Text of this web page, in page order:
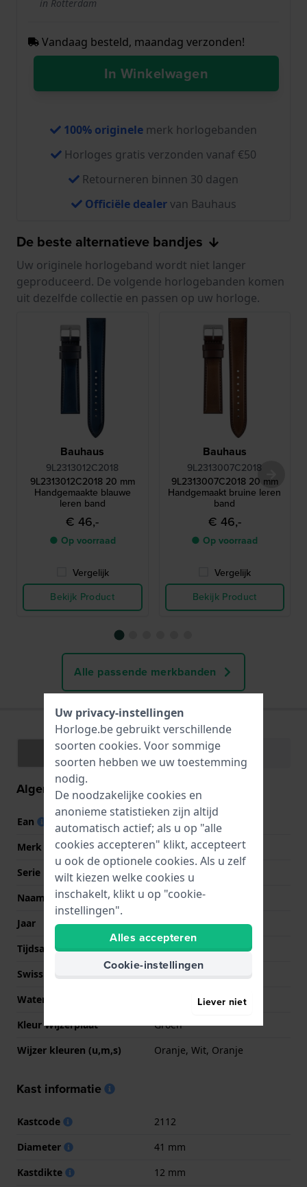
in Rotterdam
Vandaag besteld, maandag verzonden!
In Winkelwagen
100% originele merk horlogebanden
Horloges gratis verzonden vanaf €50
Retourneren binnen 30 dagen
Officiële dealervan Bauhaus
De beste alternatieve bandjes
Uw originele horlogeband wordt niet langer
geproduceerd. De volgende horlogebanden komen
uit dezelfde collectie en passen op uw horloge.
Bauhaus
9L2313012C2018
9L2313012C2018 20 mm
Handgemaakte blauwe
leren band
€ 46,-
● Op voorraad
Vergelijk
Bekijk Product
Bauhaus
9L2313007C2018
9L2313007C2018 20 mm
Handgemaakt bruine leren
band
€ 46,-
● Op voorraad
Vergelijk
Bekijk Product
Alle passende merkbanden
Specificaties Functies
Algemene informatie
Ean
4041338211245
Merk
Bauhaus
Serie
Classic
Naam
Classic
Jaar
2021 Lente/Zomer
Tijdsaanduiding
Analoog
Swiss Made
Waterdichtheid
5 Bar (douchen)
Kleur Wijzerplaat
Groen
Wijzer kleuren (u,m,s)
Oranje, Wit, Oranje
Kast informatie
Kastcode
2112
Diameter
41 mm
Kastdikte
12 mm
Uw privacy-instellingen
Horloge.be gebruikt verschillende
soorten cookies. Voor sommige
soorten hebben we uw toestemming
nodig.
De noodzakelijke cookies en
anonieme statistieken zijn altijd
automatisch actief; als u op "alle
cookies accepteren" klikt, accepteert
u ook de optionele cookies. Als u zelf
wilt kiezen welke cookies u
inschakelt, klikt u op "cookie-
instellingen".
Alles accepteren
Cookie-instellingen
Liever niet